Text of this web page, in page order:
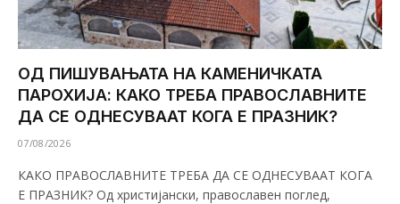
ОД ПИШУВАЊАТА НА КАМЕНИЧКАТА
ПАРОХИЈА: КАКО ТРЕБА ПРАВОСЛАВНИТЕ
ДА СЕ ОДНЕСУВААТ КОГА Е ПРАЗНИК?
07/08/2026
КАКО ПРАВОСЛАВНИТЕ ТРЕБА ДА СЕ ОДНЕСУВААТ КОГА
Е ПРАЗНИК? Од христијански, православен поглед,